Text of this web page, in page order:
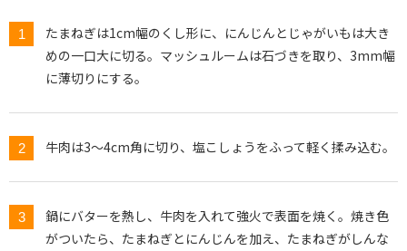
たまねぎは1cm幅のくし形に、にんじんとじゃがいもは大き
めの一口大に切る。マッシュルームは石づきを取り、3mm幅
に薄切りにする。
牛肉は3～4cm角に切り、塩こしょうをふって軽く揉み込む。
鍋にバターを熱し、牛肉を入れて強火で表面を焼く。焼き色
がついたら、たまねぎとにんじんを加え、たまねぎがしんな